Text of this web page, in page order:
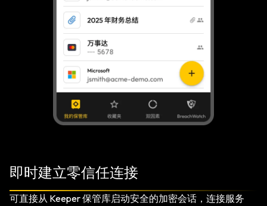
即时建立零信任连接
可直接从 Keeper 保管库启动安全的加密会话，连接服务